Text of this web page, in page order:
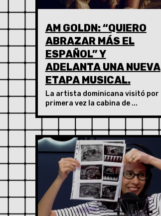
AM GOLDN: “QUIERO
ABRAZAR MÁS EL
ESPAÑOL” Y
ADELANTA UNA NUEVA
ETAPA MUSICAL.
La artista dominicana visitó por
primera vez la cabina de ...